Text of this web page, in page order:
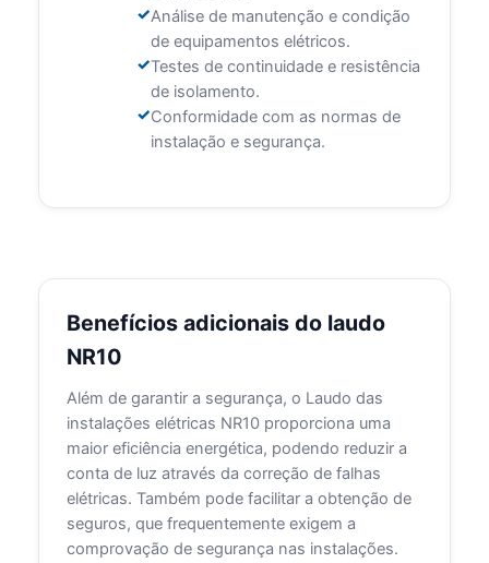
Análise de manutenção e condição
de equipamentos elétricos.
Testes de continuidade e resistência
de isolamento.
Conformidade com as normas de
instalação e segurança.
Benefícios adicionais do laudo
NR10
Além de garantir a segurança, o Laudo das
instalações elétricas NR10 proporciona uma
maior eficiência energética, podendo reduzir a
conta de luz através da correção de falhas
elétricas. Também pode facilitar a obtenção de
seguros, que frequentemente exigem a
comprovação de segurança nas instalações.